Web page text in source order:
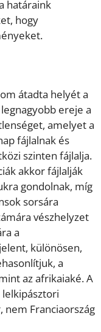
határaink
hogy
átadta helyét a
ereje a
amelyet a
fájlalnak és
szinten fájlalja.
akkor fájlalják
gondolnak, míg
sorsára
vészhelyzet
a
különösen,
a
az afrikaiaké. A
nem Franciaország